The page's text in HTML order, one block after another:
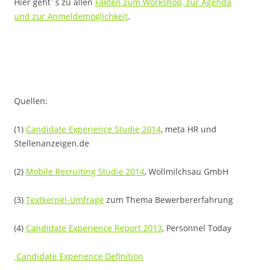
und zur Anmeldemöglichkeit.
Quellen:
(1) Candidate Experience Studie 2014, meta HR und
Stellenanzeigen.de
(2) Mobile Recruiting Studie 2014, Wollmilchsau GmbH
(3) Textkernel-Umfrage zum Thema Bewerbererfahrung
(4) Candidate Experience Report 2013, Personnel Today
Candidate Experience Definition